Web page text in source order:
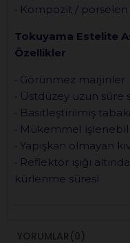
• Kompozit /
Tokuyama Estelite
Özellikler
• Görünmez marjinler
• Üstdüzey uzun süre
• Basitleştirilmiş
• Mükemmel
• Yapışkan olmayan
• Reflektör ışığı
kürlenme süresi
YORUMLAR (0)